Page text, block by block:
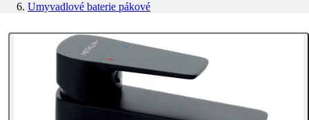
Umyvadlové baterie pákové